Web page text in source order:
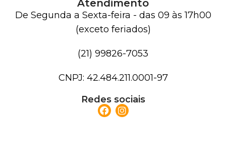
Atendimento
De Segunda a Sexta-feira - das 09 às 17h00
(exceto feriados)
(21) 99826-7053
CNPJ: 42.484.211.0001-97
Redes sociais